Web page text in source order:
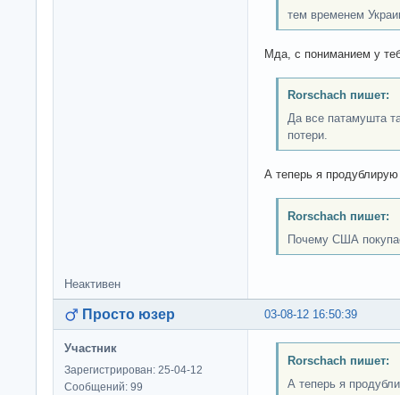
тем временем
Мда, с пониманием у
Rorschach пишет:
Да все патамушта
потери.
А теперь я
Rorschach пишет:
Почему США
Неактивен
03-08-12 16:50:39
Просто юзер
Участник
Зарегистрирован: 25-04-12
Сообщений: 99
Rorschach пишет:
А теперь я